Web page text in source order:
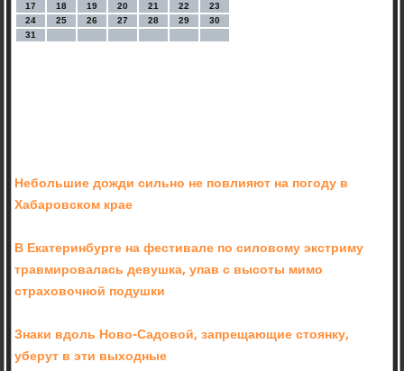
17
18 19 20 21 22
23
24
25 26 27 28 29
30
31
Небольшие дожди сильно не повлияют на погоду в
Хабаровском крае
В Екатеринбурге на фестивале по силовому экстриму
травмировалась девушка, упав с высоты мимо
страховочной подушки
Знаки вдоль Ново-Садовой, запрещающие стоянку,
уберут в эти выходные